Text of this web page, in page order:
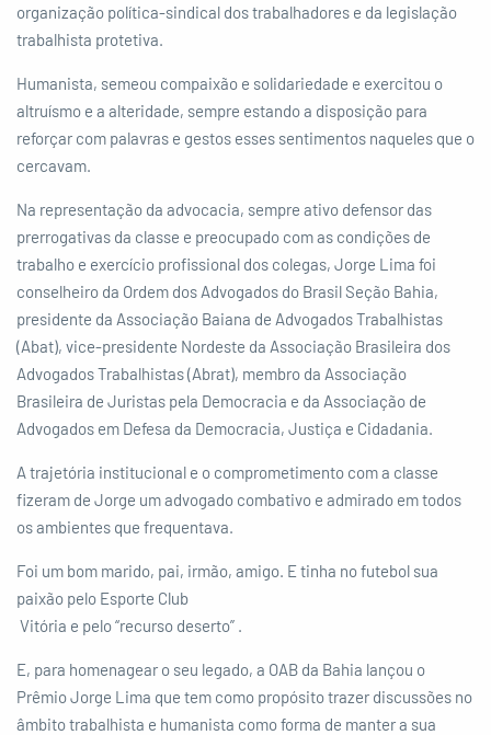
organização política-sindical dos trabalhadores e da legislação
trabalhista protetiva.
Humanista, semeou compaixão e solidariedade e exercitou o
altruísmo e a alteridade, sempre estando a disposição para
reforçar com palavras e gestos esses sentimentos naqueles que o
cercavam.
Na representação da advocacia, sempre ativo defensor das
prerrogativas da classe e preocupado com as condições de
trabalho e exercício profissional dos colegas, Jorge Lima foi
conselheiro da Ordem dos Advogados do Brasil Seção Bahia,
presidente da Associação Baiana de Advogados Trabalhistas
(Abat), vice-presidente Nordeste da Associação Brasileira dos
Advogados Trabalhistas (Abrat), membro da Associação
Brasileira de Juristas pela Democracia e da Associação de
Advogados em Defesa da Democracia, Justiça e Cidadania.
A trajetória institucional e o comprometimento com a classe
fizeram de Jorge um advogado combativo e admirado em todos
os ambientes que frequentava.
Foi um bom marido, pai, irmão, amigo. E tinha no futebol sua
paixão pelo Esporte Club
Vitória e pelo “recurso deserto” .
E, para homenagear o seu legado, a OAB da Bahia lançou o
Prêmio Jorge Lima que tem como propósito trazer discussões no
âmbito trabalhista e humanista como forma de manter a sua